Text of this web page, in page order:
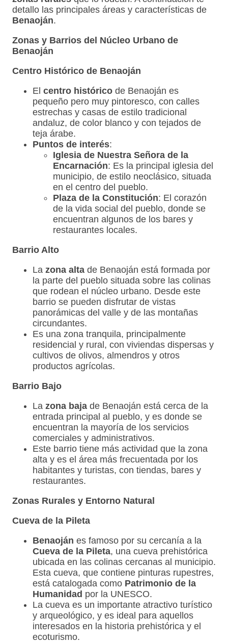
detallo las principales áreas y características de
Benaoján.
Zonas y Barrios del Núcleo Urbano de
Benaoján
Centro Histórico de Benaoján
El centro histórico de Benaoján es
pequeño pero muy pintoresco, con calles
estrechas y casas de estilo tradicional
andaluz, de color blanco y con tejados de
teja árabe.
Puntos de interés:
Iglesia de Nuestra Señora de la
Encarnación: Es la principal iglesia del
municipio, de estilo neoclásico, situada
en el centro del pueblo.
Plaza de la Constitución: El corazón
de la vida social del pueblo, donde se
encuentran algunos de los bares y
restaurantes locales.
Barrio Alto
La zona alta de Benaoján está formada por
la parte del pueblo situada sobre las colinas
que rodean el núcleo urbano. Desde este
barrio se pueden disfrutar de vistas
panorámicas del valle y de las montañas
circundantes.
Es una zona tranquila, principalmente
residencial y rural, con viviendas dispersas y
cultivos de olivos, almendros y otros
productos agrícolas.
Barrio Bajo
La zona baja de Benaoján está cerca de la
entrada principal al pueblo, y es donde se
encuentran la mayoría de los servicios
comerciales y administrativos.
Este barrio tiene más actividad que la zona
alta y es el área más frecuentada por los
habitantes y turistas, con tiendas, bares y
restaurantes.
Zonas Rurales y Entorno Natural
Cueva de la Pileta
Benaoján es famoso por su cercanía a la
Cueva de la Pileta, una cueva prehistórica
ubicada en las colinas cercanas al municipio.
Esta cueva, que contiene pinturas rupestres,
está catalogada como Patrimonio de la
Humanidad por la UNESCO.
La cueva es un importante atractivo turístico
y arqueológico, y es ideal para aquellos
interesados en la historia prehistórica y el
ecoturismo.